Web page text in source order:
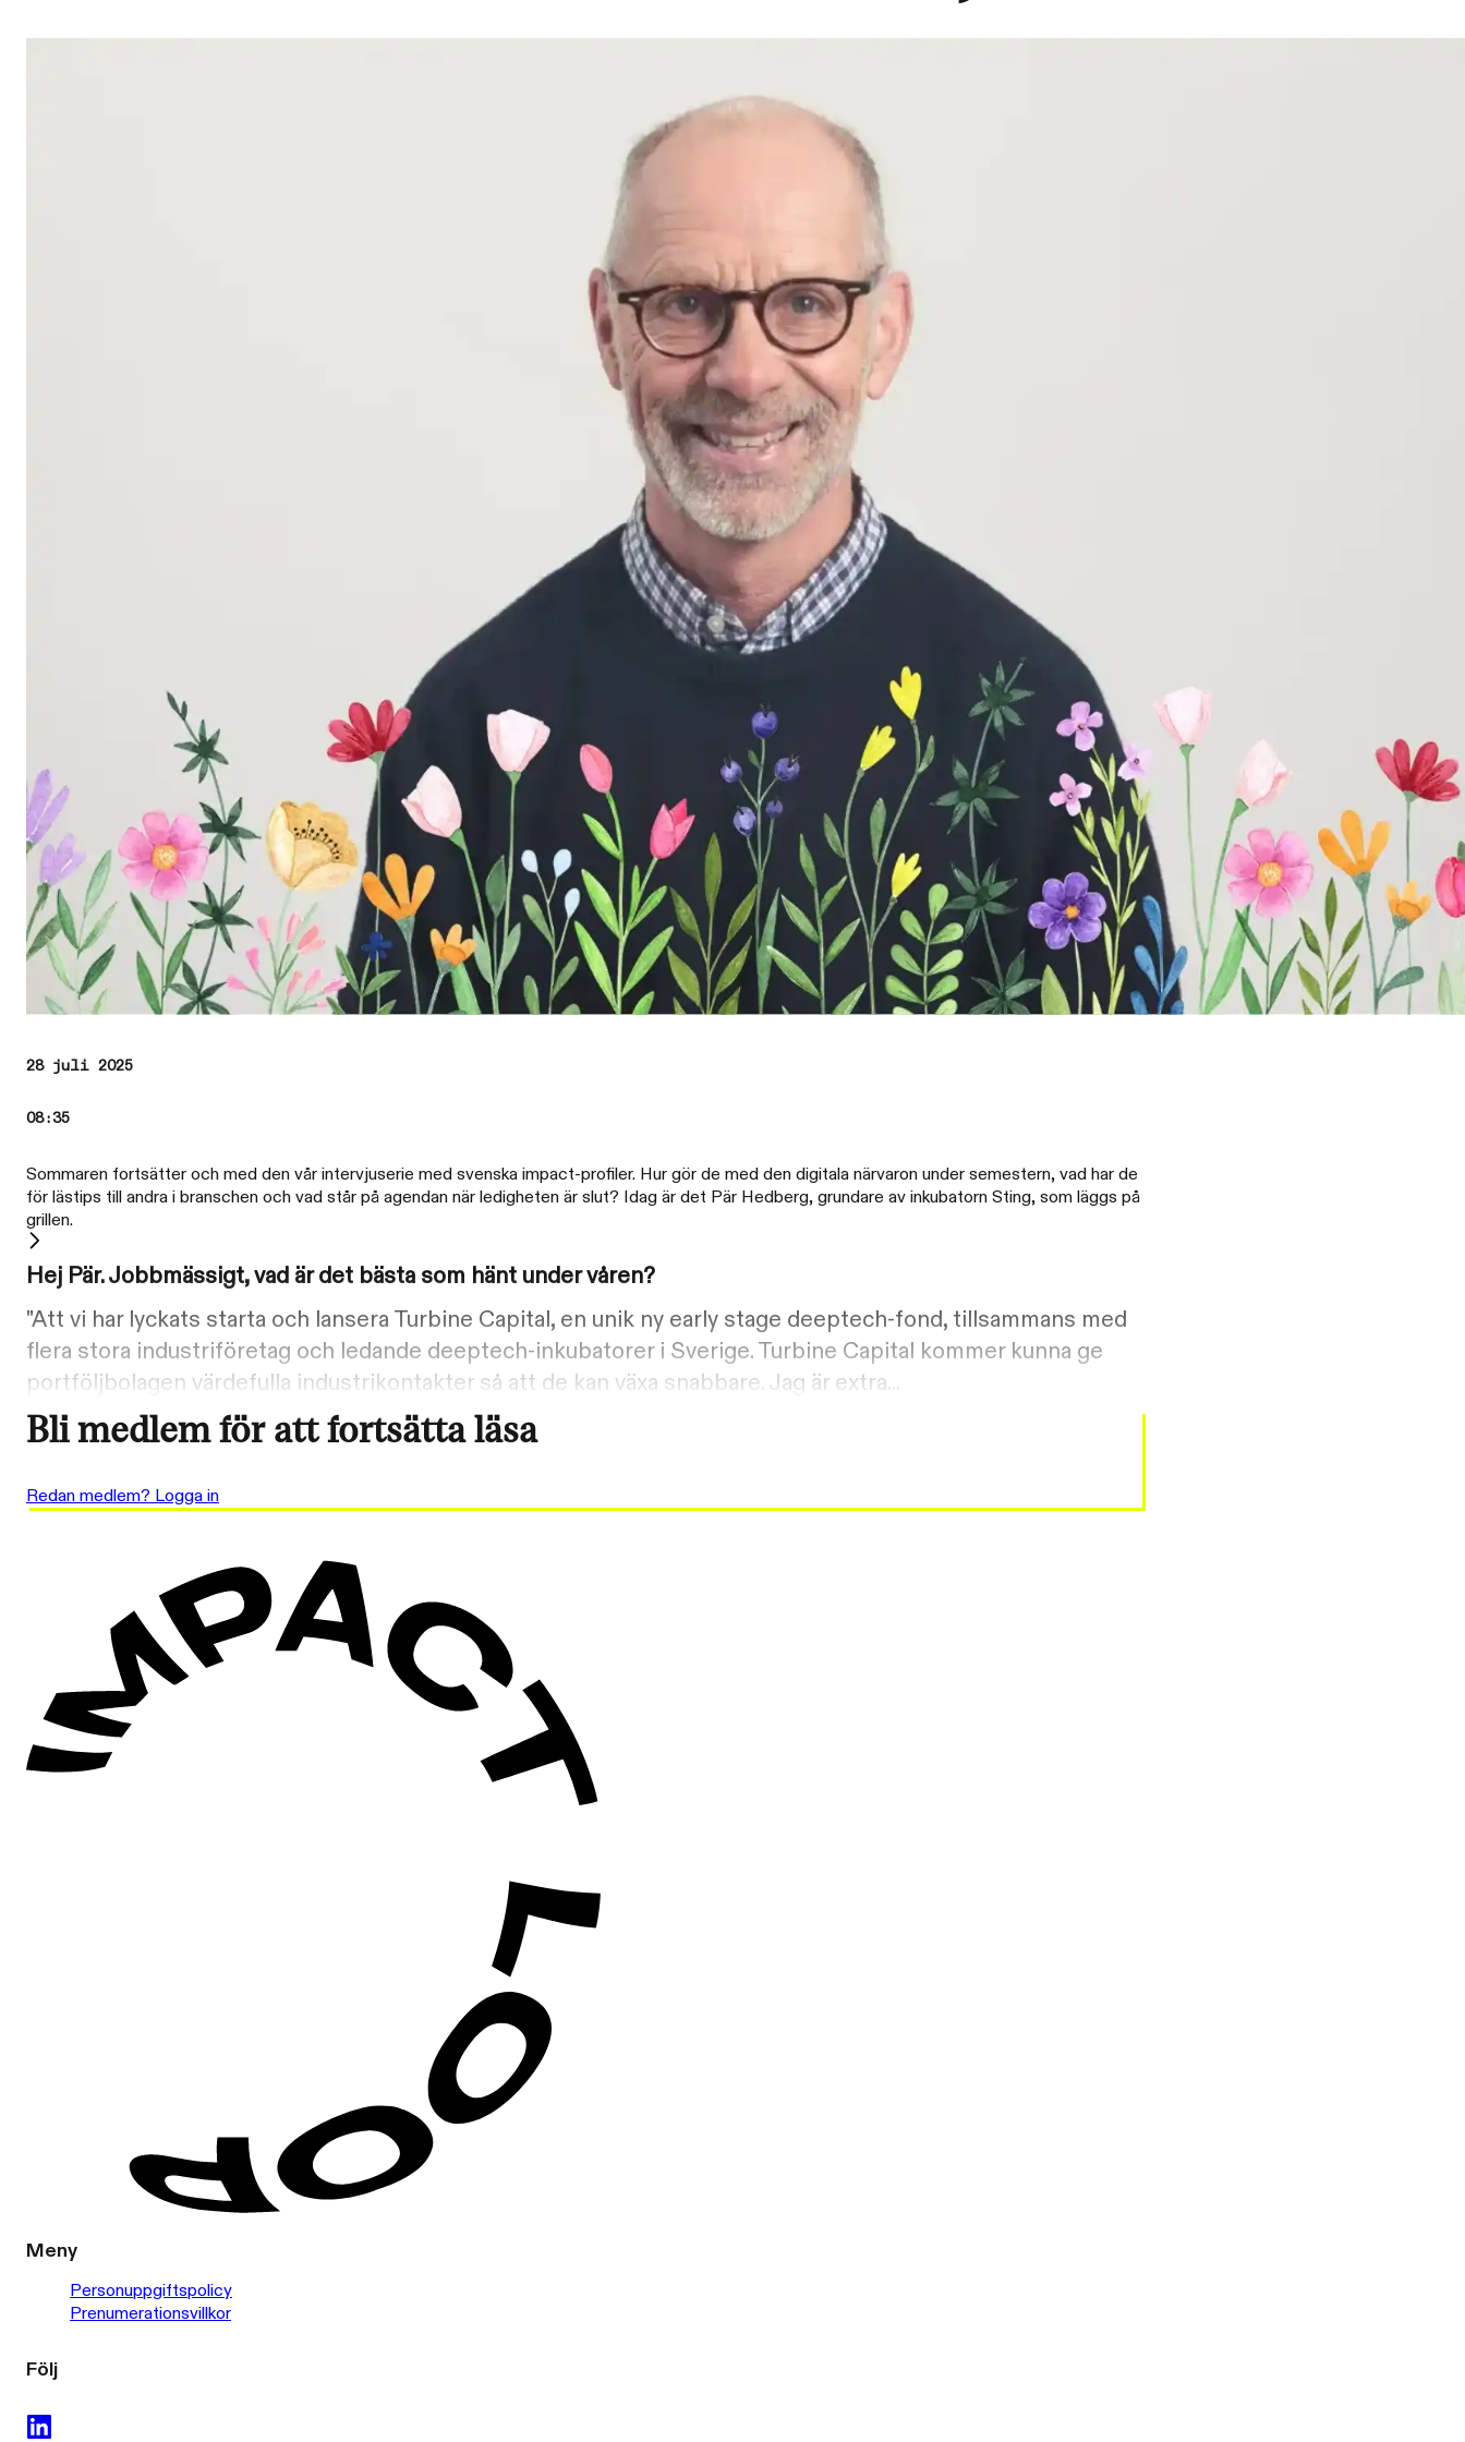
28 juli 2025
08:35
Sommaren fortsätter och med den vår intervjuserie med svenska impact-profiler. Hur gör de med den digitala närvaron under semestern, vad har de
för lästips till andra i branschen och vad står på agendan när ledigheten är slut? Idag är det Pär Hedberg, grundare av inkubatorn Sting, som läggs på
grillen.
Hej Pär. Jobbmässigt, vad är det bästa som hänt under våren?
"Att vi har lyckats starta och lansera Turbine Capital, en unik ny early stage deeptech-fond, tillsammans med
flera stora industriföretag och ledande deeptech-inkubatorer i Sverige. Turbine Capital kommer kunna ge
portföljbolagen värdefulla industrikontakter så att de kan växa snabbare. Jag är extra...
Bli medlem för att fortsätta läsa
Redan medlem? Logga in
Meny
Personuppgiftspolicy
Prenumerationsvillkor
Följ